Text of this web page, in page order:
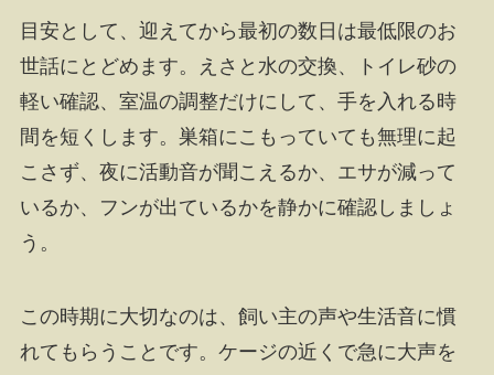
目安として、迎えてから最初の数日は最低限のお
世話にとどめます。えさと水の交換、トイレ砂の
軽い確認、室温の調整だけにして、手を入れる時
間を短くします。巣箱にこもっていても無理に起
こさず、夜に活動音が聞こえるか、エサが減って
いるか、フンが出ているかを静かに確認しましょ
う。
この時期に大切なのは、飼い主の声や生活音に慣
れてもらうことです。ケージの近くで急に大声を